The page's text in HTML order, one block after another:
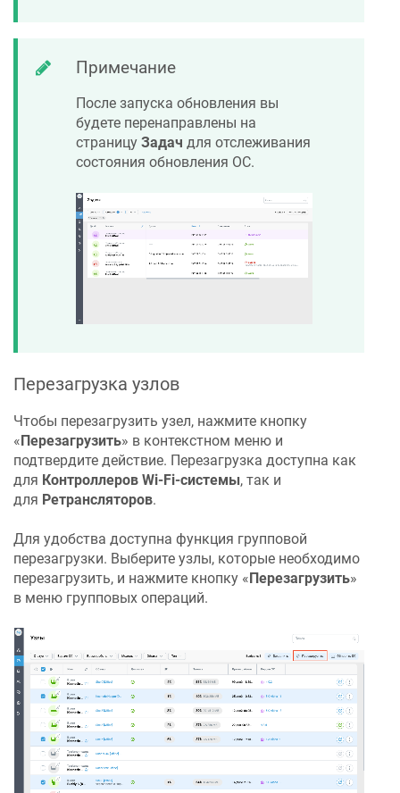
Примечание
После запуска обновления вы
будете перенаправлены на
страницу Задач для отслеживания
состояния обновления ОС.
Перезагрузка узлов
Чтобы перезагрузить узел, нажмите кнопку
«Перезагрузить» в контекстном меню и
подтвердите действие. Перезагрузка доступна как
для Контроллеров Wi-Fi-системы, так и
для Ретрансляторов.
Для удобства доступна функция групповой
перезагрузки. Выберите узлы, которые необходимо
перезагрузить, и нажмите кнопку «Перезагрузить»
в меню групповых операций.